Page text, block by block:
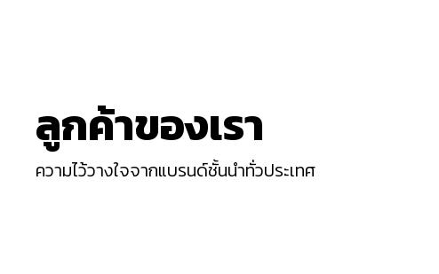
ลูกค้าของเรา
ความไว้วางใจจากแบรนด์ชั้นนำทั่วประเทศ